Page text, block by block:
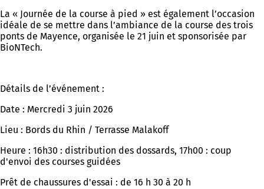
La « Journée de la course à pied » est également l’occasion
idéale de se mettre dans l’ambiance de la course des trois
ponts de Mayence, organisée le 21 juin et sponsorisée par
BioNTech.
Détails de l’événement :
Date : Mercredi 3 juin 2026
Lieu : Bords du Rhin / Terrasse Malakoff
Heure : 16h30 : distribution des dossards, 17h00 : coup
d'envoi des courses guidées
Prêt de chaussures d'essai : de 16 h 30 à 20 h